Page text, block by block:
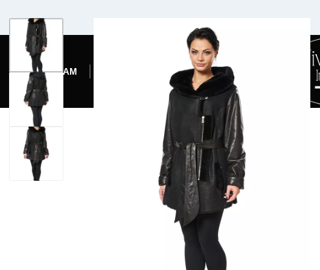
Комфортабельный микроавтобус
ЖЕНЩИНАМ